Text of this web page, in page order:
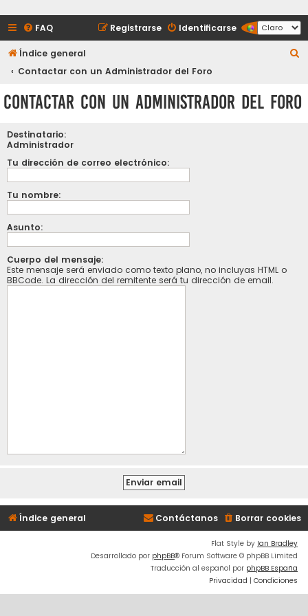
FAQ Identificarse
Registrarse
Índice general
Contactar con un Administrador del Foro
c
Contactar con un Administrador del Foro
Destinatario:
Administrador
Tu dirección de correo electrónico:
Tu nombre:
Asunto:
Cuerpo del mensaje:
Este mensaje será enviado como texto plano, no incluyas HTML o
BBCode. La dirección del remitente será tu dirección de email.
Índice general Borrar cookies
Contáctanos
Flat Style by Ian Bradley
Desarrollado por phpBB® Forum Software © phpBB Limited
Traducción al español por phpBB España
Privacidad | Condiciones